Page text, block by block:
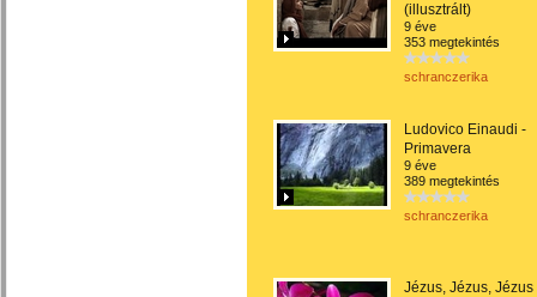
(illusztrált)
9 éve
353 megtekintés
schranczerika
Ludovico Einaudi -
Primavera
9 éve
389 megtekintés
schranczerika
Jézus, Jézus, Jézus